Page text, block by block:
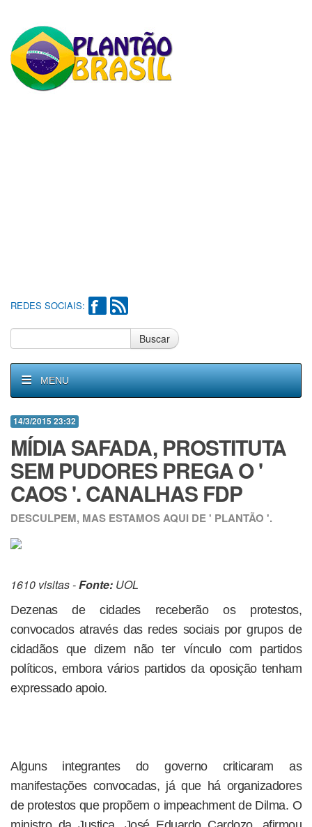
REDES SOCIAIS:
Buscar
MENU
14/3/2015 23:32
MÍDIA SAFADA, PROSTITUTA
SEM PUDORES PREGA O '
CAOS '. CANALHAS FDP
DESCULPEM, MAS ESTAMOS AQUI DE ' PLANTÃO '.
1610 visitas -Fonte: UOL
Dezenas de cidades receberão os protestos,
convocados através das redes sociais por grupos de
cidadãos que dizem não ter vínculo com partidos
políticos, embora vários partidos da oposição tenham
expressado apoio.
Alguns integrantes do governo criticaram as
manifestações convocadas, já que há organizadores
de protestos que propõem o impeachment de Dilma. O